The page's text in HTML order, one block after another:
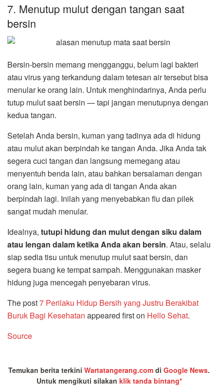
7. Menutup mulut dengan tangan saat
bersin
Bersin-bersin memang mengganggu, belum lagi bakteri
atau virus yang terkandung dalam tetesan air tersebut bisa
menular ke orang lain. Untuk menghindarinya, Anda perlu
tutup mulut saat bersin — tapi jangan menutupnya dengan
kedua tangan.
Setelah Anda bersin, kuman yang tadinya ada di hidung
atau mulut akan berpindah ke tangan Anda. Jika Anda tak
segera cuci tangan dan langsung memegang atau
menyentuh benda lain, atau bahkan bersalaman dengan
orang lain, kuman yang ada di tangan Anda akan
berpindah lagi. Inilah yang menyebabkan flu dan pilek
sangat mudah menular.
Idealnya, tutupi hidung dan mulut dengan siku dalam
atau lengan dalam ketika Anda akan bersin. Atau, selalu
siap sedia tisu untuk menutup mulut saat bersin, dan
segera buang ke tempat sampah. Menggunakan masker
hidung juga mencegah penyebaran virus.
The post7 Perilaku Hidup Bersih yang Justru Berakibat
Buruk Bagi Kesehatan appeared first on Hello Sehat.
Source
Temukan berita terkini Wartatangerang.com di Google News.
Untuk mengikuti silakan klik tanda bintang*